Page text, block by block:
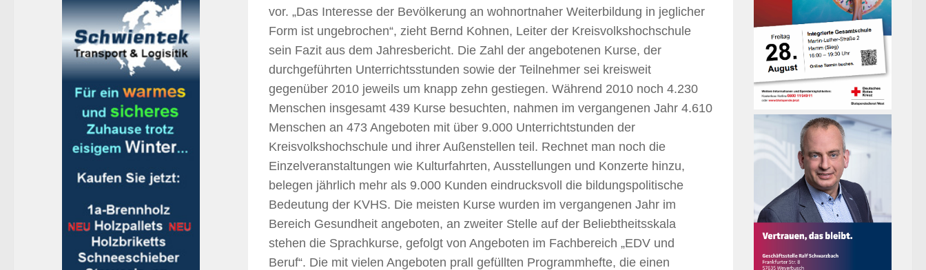
vor. „Das Interesse der Bevölkerung an wohnortnaher Weiterbildung in jeglicher
Form ist ungebrochen“, zieht Bernd Kohnen, Leiter der Kreisvolkshochschule
sein Fazit aus dem Jahresbericht. Die Zahl der angebotenen Kurse, der
durchgeführten Unterrichtsstunden sowie der Teilnehmer sei kreisweit
gegenüber 2010 jeweils um knapp zehn gestiegen. Während 2010 noch 4.230
Menschen insgesamt 439 Kurse besuchten, nahmen im vergangenen Jahr 4.610
Menschen an 473 Angeboten mit über 9.000 Unterrichtstunden der
Kreisvolkshochschule und ihrer Außenstellen teil. Rechnet man noch die
Einzelveranstaltungen wie Kulturfahrten, Ausstellungen und Konzerte hinzu,
belegen jährlich mehr als 9.000 Kunden eindrucksvoll die bildungspolitische
Bedeutung der KVHS. Die meisten Kurse wurden im vergangenen Jahr im
Bereich Gesundheit angeboten, an zweiter Stelle auf der Beliebtheitsskala
stehen die Sprachkurse, gefolgt von Angeboten im Fachbereich „EDV und
Beruf“. Die mit vielen Angeboten prall gefüllten Programmhefte, die einen